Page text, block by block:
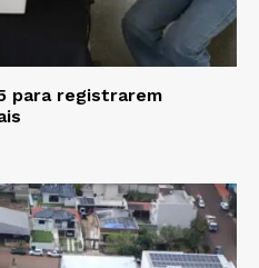
para registrarem